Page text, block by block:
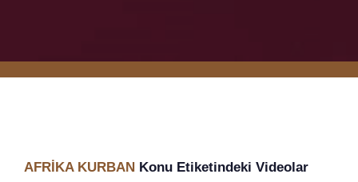
AFRİKA KURBAN Konu Etiketindeki Videolar